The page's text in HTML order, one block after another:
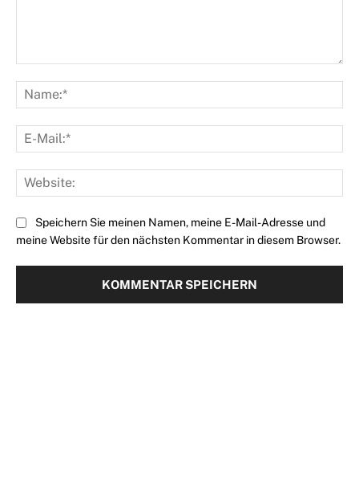
Speichern Sie meinen Namen, meine E-Mail-Adresse und
meine Website für den nächsten Kommentar in diesem Browser.